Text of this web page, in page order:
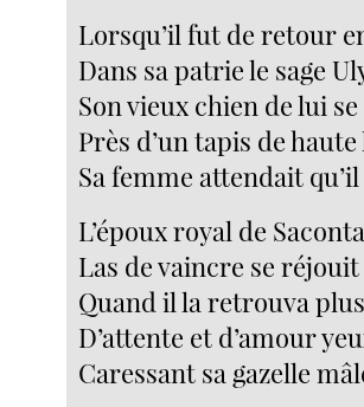
Lorsqu’il fut de retour
Dans sa patrie le sage
Son vieux chien de lui
Près d’un tapis de haute
Sa femme attendait
L’époux royal de
Las de vaincre se réjouit
Quand il la retrouva
D’attente et d’amour
Caressant sa gazelle